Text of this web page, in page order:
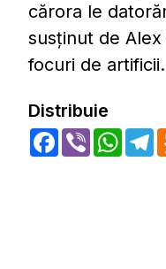
cărora le
susținut de
focuri de artificii.
Distribuie
Facebook
Viber